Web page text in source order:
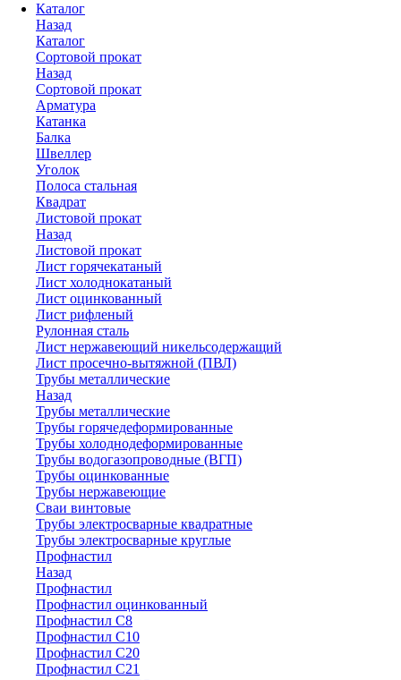
Каталог
Назад
Каталог
Сортовой прокат
Назад
Сортовой прокат
Арматура
Катанка
Балка
Швеллер
Уголок
Полоса стальная
Квадрат
Листовой прокат
Назад
Листовой прокат
Лист горячекатаный
Лист холоднокатаный
Лист оцинкованный
Лист рифленый
Рулонная сталь
Лист нержавеющий никельсодержащий
Лист просечно-вытяжной (ПВЛ)
Трубы металлические
Назад
Трубы металлические
Трубы горячедеформированные
Трубы холоднодеформированные
Трубы водогазопроводные (ВГП)
Трубы оцинкованные
Трубы нержавеющие
Сваи винтовые
Трубы электросварные квадратные
Трубы электросварные круглые
Профнастил
Назад
Профнастил
Профнастил оцинкованный
Профнастил С8
Профнастил С10
Профнастил С20
Профнастил С21